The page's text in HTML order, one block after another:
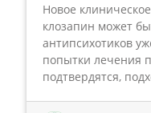
Новое
клозапин может
антипсихотиков
попытки лечения
подтвердятся,